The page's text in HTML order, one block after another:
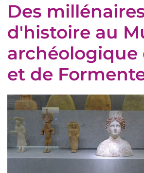
Des
d'histoire au
archéologique
et de